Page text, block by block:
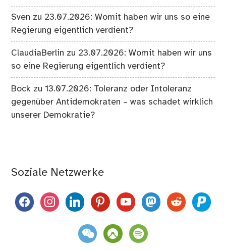
Sven zu 23.07.2026: Womit haben wir uns so eine
Regierung eigentlich verdient?
ClaudiaBerlin zu 23.07.2026: Womit haben wir uns
so eine Regierung eigentlich verdient?
Bock zu13.07.2026: Toleranz oder Intoleranz
gegenüber Antidemokraten – was schadet wirklich
unserer Demokratie?
Soziale Netzwerke
facebookinstagramlinkedinpinterestyoutubemastodon
reddit paypal
weixin komootspotify